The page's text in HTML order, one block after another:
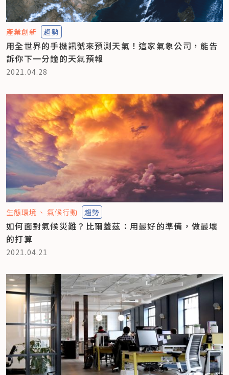
產業創新 趨勢
用全世界的手機訊號來預測天氣！這家氣象公司，能告
訴你下一分鐘的天氣預報
2021.04.28
生態環境 氣候行動 趨勢
如何面對氣候災難？比爾蓋茲：用最好的準備，做最壞
的打算
2021.04.21